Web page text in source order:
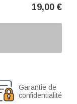
19,00 €
Garantie de
confidentialité